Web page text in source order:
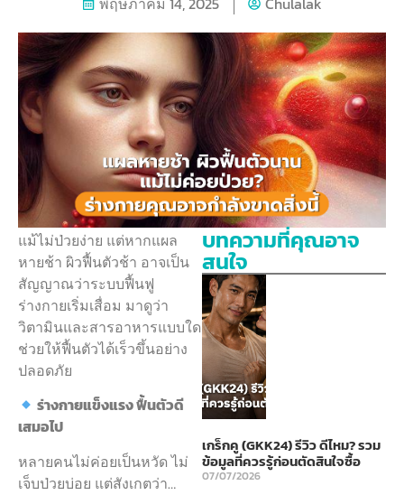
แม้ไม่ป่วยง่าย แต่หากแผล
หายช้า ผิวฟื้นตัวช้า อาจเป็น
สัญญาณว่าระบบฟื้นฟู
ร่างกายเริ่มเสื่อม มาดูว่า
วิตามินและสารอาหารแบบใด
ช่วยให้ฟื้นตัวได้เร็วขึ้นอย่าง
ปลอดภัย
ร่างกายแข็งแรงฟื้นตัวดี
เสมอไป
หลายคนไม่ค่อยเป็นหวัด ไม่
เจ็บป่วยบ่อย แต่สังเกตว่า…
บทความที่คุณอาจ
สนใจ
เกร็กคู (GKK24) รีวิว ดีไหม? รวม
ข้อมูลที่ควรรู้ก่อนตัดสินใจซื้อ
07/07/2026